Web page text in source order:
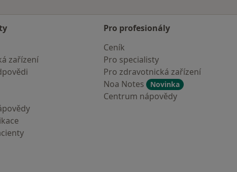
zařízení
Pro profesionály
Ceník
Pro specialisty
Pro zdravotnická zařízení
Noa Notes
Novinka
Centrum nápovědy